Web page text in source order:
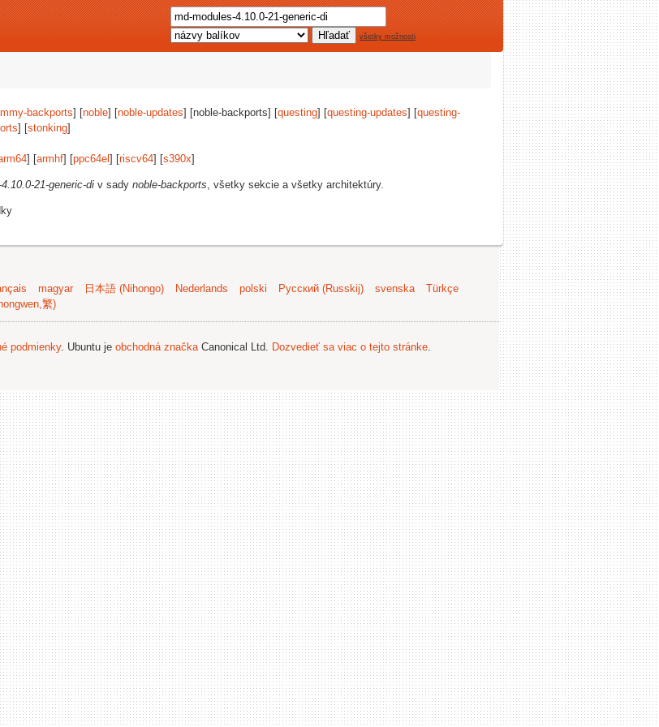
všetky možnosti
backports] [noble] [noble-updates] [noble-backports] [questing] [questing-updates] [questing-
] [stonking]
] [armhf] [ppc64el ] [riscv64] [s390x]
21-generic-di v sady noble-backports, všetky sekcie a všetky architektúry.
magyar 日本語 (Nihongo) Nederlands polski Русский (Russkij) svenska
Türkçe
繁)
podmienky. Ubuntu je obchodná značkaCanonical Ltd. Dozvedieť sa viac o tejto stránke.